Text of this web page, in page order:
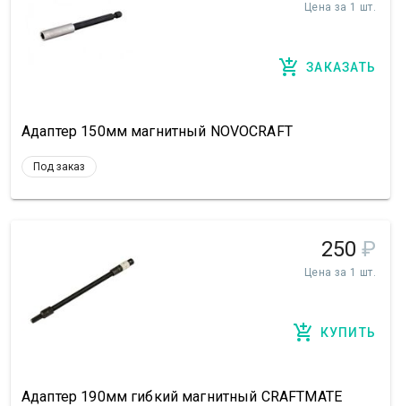
Цена за 1 шт.
ЗАКАЗАТЬ
Адаптер 150мм магнитный NOVOCRAFT
Под заказ
250 ₽
Цена за 1 шт.
КУПИТЬ
Адаптер 190мм гибкий магнитный CRAFTMATE